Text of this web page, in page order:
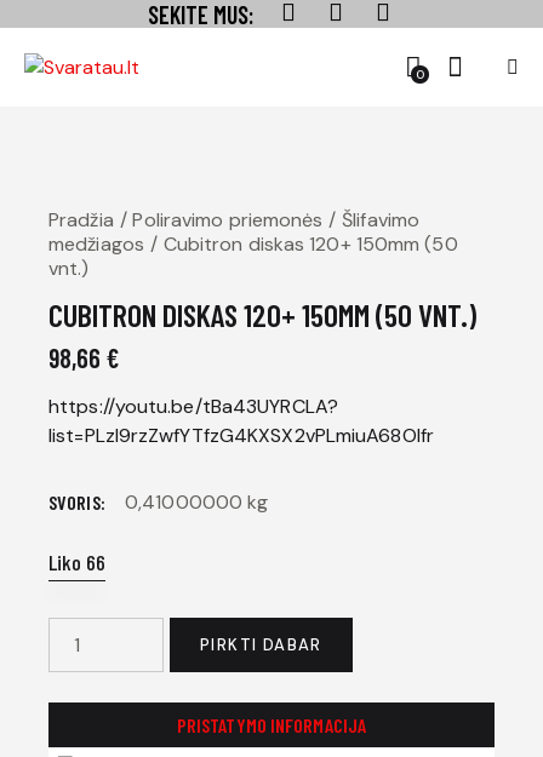
SEKITE MUS:
0
Pradžia Poliravimo priemonės
Šlifavimo
medžiagos
Cubitron diskas 120+ 150mm (50
vnt.)
CUBITRON DISKAS 120+ 150MM (50 VNT.)
98,66 €
https://youtu.be/tBa43UYRCLA?
list=PLzI9rzZwfYTfzG4KXSX2vPLmiuA68OIfr
SVORIS 0,41000000 kg
Liko 66
PIRKTI DABAR
PRISTATYMO INFORMACIJA